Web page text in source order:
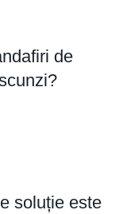
de
soluție este